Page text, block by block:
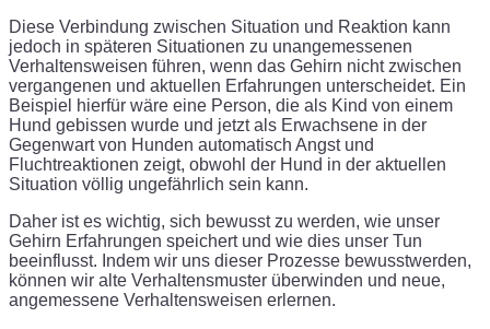
Diese Verbindung zwischen Situation und Reaktion kann
jedoch in späteren Situationen zu unangemessenen
Verhaltensweisen führen, wenn das Gehirn nicht zwischen
vergangenen und aktuellen Erfahrungen unterscheidet. Ein
Beispiel hierfür wäre eine Person, die als Kind von einem
Hund gebissen wurde und jetzt als Erwachsene in der
Gegenwart von Hunden automatisch Angst und
Fluchtreaktionen zeigt, obwohl der Hund in der aktuellen
Situation völlig ungefährlich sein kann.
Daher ist es wichtig, sich bewusst zu werden, wie unser
Gehirn Erfahrungen speichert und wie dies unser Tun
beeinflusst. Indem wir uns dieser Prozesse bewusstwerden,
können wir alte Verhaltensmuster überwinden und neue,
angemessene Verhaltensweisen erlernen.